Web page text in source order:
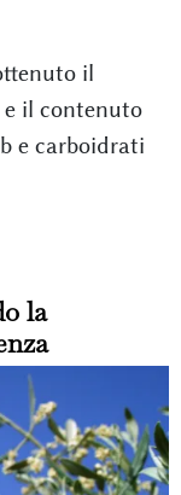
il
il contenuto
e carboidrati
la